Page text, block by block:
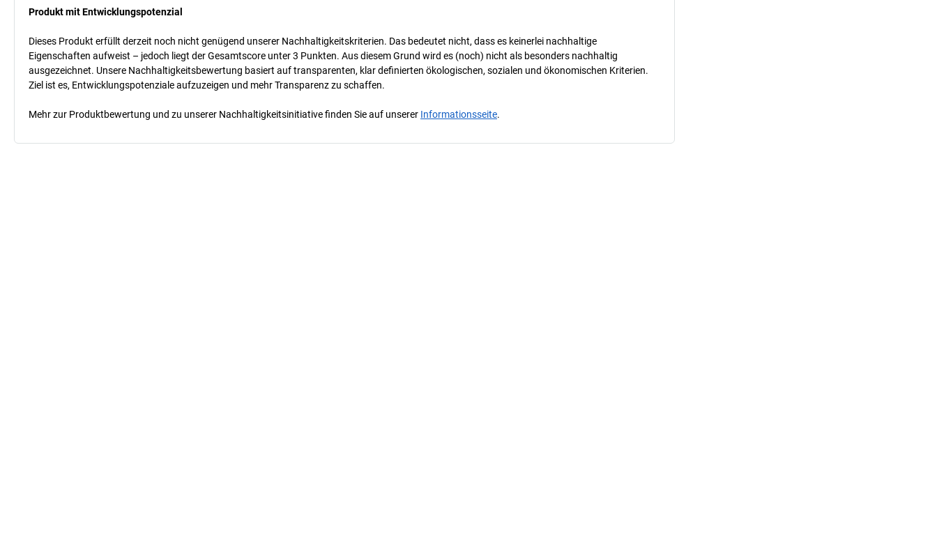
Produkt mit Entwicklungspotenzial
Dieses Produkt erfüllt derzeit noch nicht genügend unserer Nachhaltigkeitskriterien. Das bedeutet nicht, dass es keinerlei nachhaltige
Eigenschaften aufweist – jedoch liegt der Gesamtscore unter 3 Punkten. Aus diesem Grund wird es (noch) nicht als besonders nachhaltig
ausgezeichnet. Unsere Nachhaltigkeitsbewertung basiert auf transparenten, klar definierten ökologischen, sozialen und ökonomischen Kriterien.
Ziel ist es, Entwicklungspotenziale aufzuzeigen und mehr Transparenz zu schaffen.
Mehr zur Produktbewertung und zu unserer Nachhaltigkeitsinitiative finden Sie auf unserer Informationsseite.